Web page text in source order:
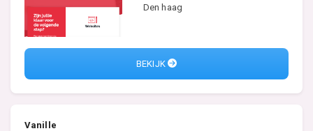
Den haag
BEKIJK
Vanille